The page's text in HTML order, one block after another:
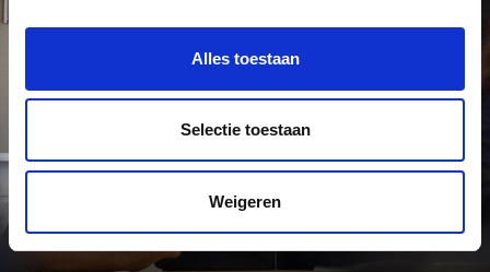
Alles toestaan
Selectie toestaan
Weigeren